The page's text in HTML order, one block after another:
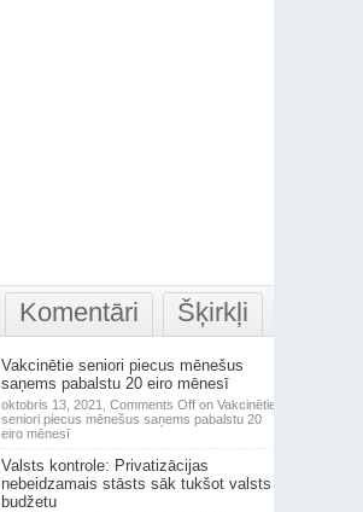
Komentāri Šķirkļi
Vakcinētie seniori piecus mēnešus
saņems pabalstu 20 eiro mēnesī
oktobris 13, 2021, Comments Offon Vakcinētie
seniori piecus mēnešus saņems pabalstu 20
eiro mēnesī
Valsts kontrole: Privatizācijas
nebeidzamais stāsts sāk tukšot valsts
budžetu